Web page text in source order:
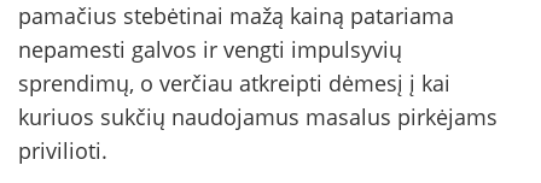
pamačius stebėtinai mažą kainą patariama
nepamesti galvos ir vengti impulsyvių
sprendimų, o verčiau atkreipti dėmesį į kai
kuriuos sukčių naudojamus masalus pirkėjams
privilioti.